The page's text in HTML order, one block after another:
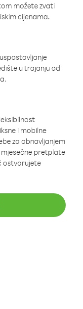
možete zvati
cijenama.
u trajanju od
i mobilne
za obnavljanjem
mjesečne pretplate
ostvarujete